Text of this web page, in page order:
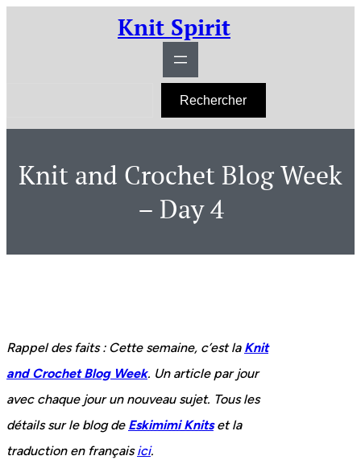
Knit Spirit
h
Rechercher
Knit and Crochet Blog Week
– Day 4
Rappel des faits : Cette semaine, c’est la Knit
and Crochet Blog Week. Un article par jour
avec chaque jour un nouveau sujet. Tous les
détails sur le blog de Eskimimi Knitset la
traduction en françaisici.